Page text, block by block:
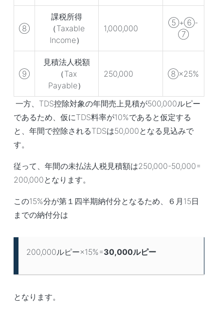
⑧
課税所得
（Taxable
Income）
1,000,000
⑤+⑥-
⑦
⑨
見積法人税額
（Tax
Payable）
250,000 ⑧×25%
一方、TDS控除対象の年間売上見積が500,000ルピー
であるため、仮にTDS料率が10%であると仮定する
と、年間で控除されるTDSは50,000となる見込みで
す。
従って、年間の未払法人税見積額は250,000-50,000=
200,000となります。
この15%分が第１四半期納付分となるため、６月15日
までの納付分は
200,000ルピー×15%=30,000ルピー
となります。